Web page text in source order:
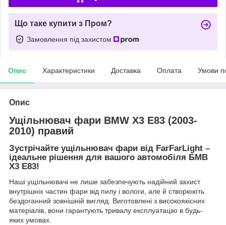
Що таке купити з Пром?
Замовлення під захистом
Опис Характеристики Доставка Оплата Умови
Опис
Ущільнювач фари BMW X3 E83 (2003-
2010) правий
Зустрічайте ущільнювач фари від FarFarLight –
ідеальне рішення для вашого автомобіля БМВ
Х3 Е83!
Наші ущільнювачі не лише забезпечують надійний захист
внутрішніх частин фари від пилу і вологи, але й створюють
бездоганний зовнішній вигляд. Виготовлені з високоякісних
матеріалів, вони гарантують тривалу експлуатацію в будь-
яких умовах.